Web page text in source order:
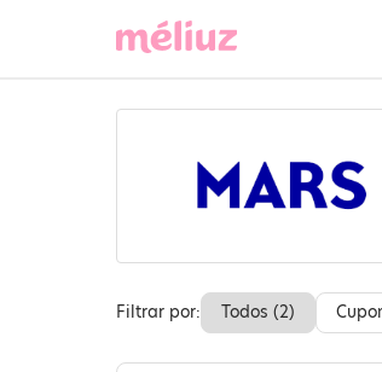
Filtrar por: Todos (2)